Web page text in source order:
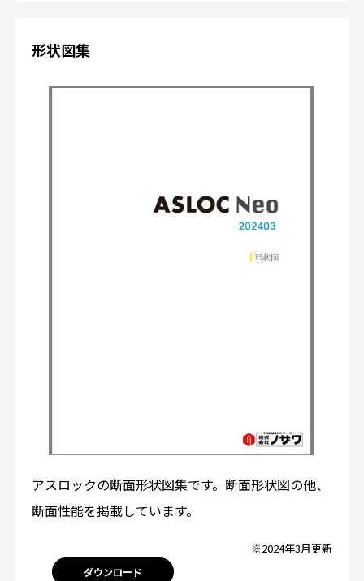
形状図集
アスロックの断面形状図集です。断面形状図の他、
断面性能を掲載しています。
※2024年3月更新
ダウンロード